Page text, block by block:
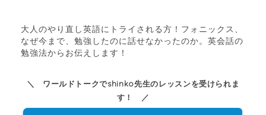
大人のやり直し英語にトライされる方！フォニックス、
なぜ今まで、勉強したのに話せなかったのか。英会話の
勉強法からお伝えします！
＼ ワールドトークでshinko先生のレッスンを受けられま
す！ ／